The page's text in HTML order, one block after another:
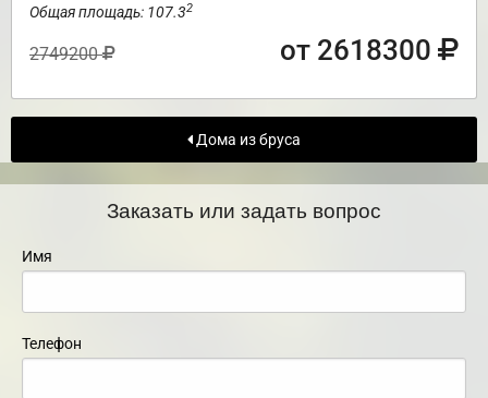
Общая площадь: 107.32
2749200 от 2618300
Дома из бруса
Заказать или задать вопрос
Имя
Телефон